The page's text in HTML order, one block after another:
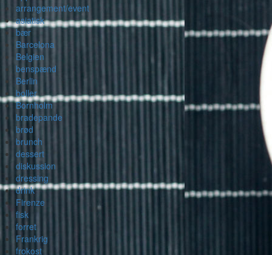
arrangement/event
asiatisk
bær
Barcelona
Belgien
benspænd
Berlin
boller
Bornholm
bradepande
brød
brunch
dessert
diskussion
dressing
drink
Firenze
fisk
forret
Frankrig
frokost